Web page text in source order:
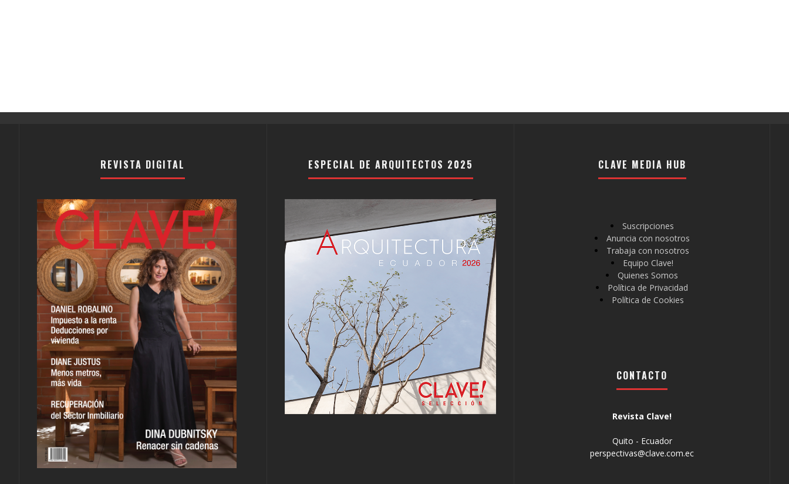
REVISTA DIGITAL ESPECIAL DE ARQUITECTOS 2025 CLAVE MEDIA HUB
Suscripciones
Anuncia con nosotros
Trabaja con nosotros
Equipo Clave!
Quienes Somos
Política de Privacidad
Política de Cookies
CONTACTO
Revista Clave!
Quito - Ecuador
perspectivas@clave.com.ec